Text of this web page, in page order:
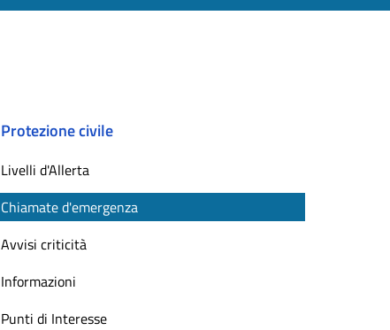
Protezione civile
Livelli d'Allerta
Chiamate d'emergenza
Avvisi criticità
Informazioni
Punti di Interesse